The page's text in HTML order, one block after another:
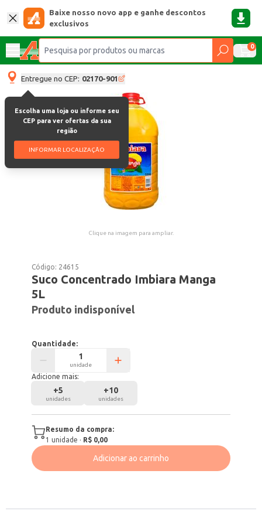
Baixe nosso novo app e ganhe descontos
exclusivos
0
Entregue no CEP: 02170-901
Escolha uma loja ou informe seu
CEP para ver ofertas da sua
região
INFORMAR LOCALIZAÇÃO
Clique na imagem para ampliar.
Código: 24615
Suco Concentrado Imbiara Manga
5L
Produto indisponível
Quantidade:
unidade
Adicione mais:
+5
unidades
+10
unidades
Resumo da compra:
1 unidade · R$ 0,00
Adicionar ao carrinho